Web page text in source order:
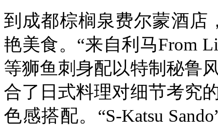
到成都棕榈泉费尔蒙酒店
艳美食。“来自利马From
等狮鱼刺身配以特制秘鲁
合了日式料理对细节考究
色感搭配。 “S-Katsu